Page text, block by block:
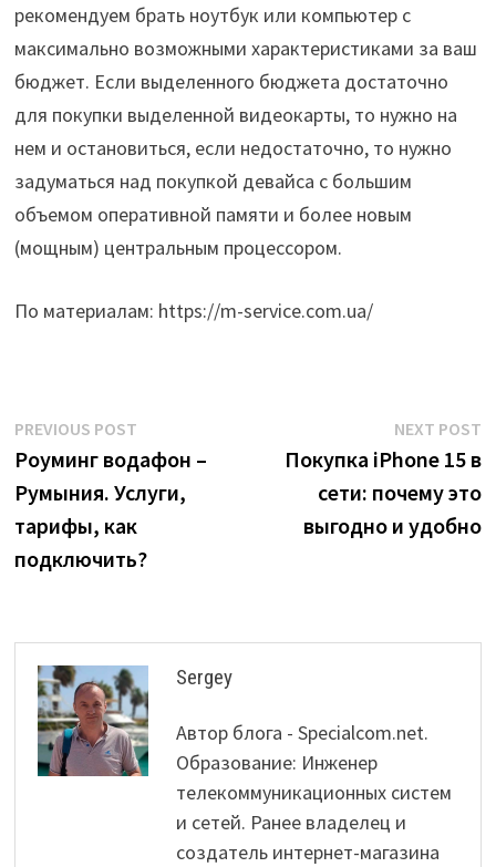
рекомендуем брать ноутбук или компьютер с
максимально возможными характеристиками за ваш
бюджет. Если выделенного бюджета достаточно
для покупки выделенной видеокарты, то нужно на
нем и остановиться, если недостаточно, то нужно
задуматься над покупкой девайса с большим
объемом оперативной памяти и более новым
(мощным) центральным процессором.
По материалам: https://m-service.com.ua/
Post
navigation
PREVIOUS POSTPrevious
post:
Роуминг водафон –
Румыния. Услуги,
тарифы, как
подключить?
NEXT POST
Покупка iPhone 15 в
сети: почему это
выгодно и удобно
Sergey
Автор блога - Specialcom.net.
Образование: Инженер
телекоммуникационных систем
и сетей. Ранее владелец и
создатель интернет-магазина